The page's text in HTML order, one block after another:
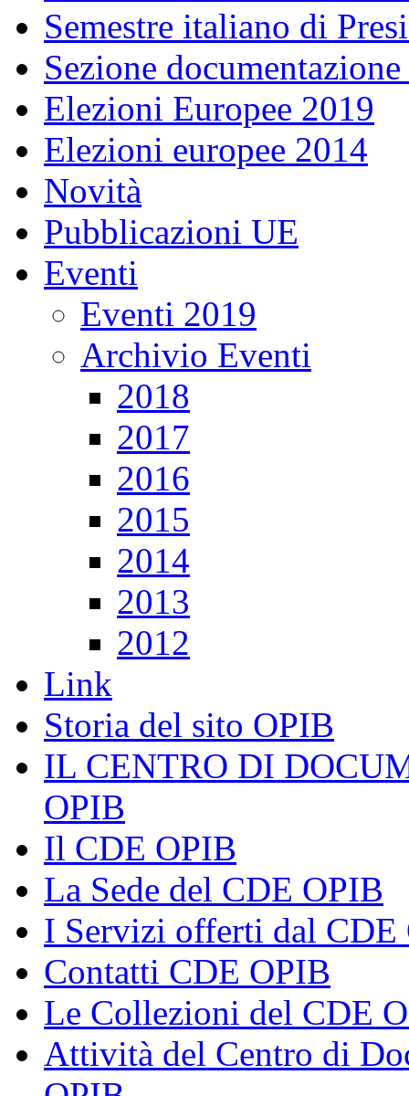
Semestre italiano di
Sezione
Elezioni Europee 2019
Elezioni europee 2014
Novità
Pubblicazioni UE
Eventi
Eventi 2019
Archivio Eventi
2018
2017
2016
2015
2014
2013
2012
Link
Storia del sito OPIB
IL CENTRO DI
OPIB
Il CDE OPIB
La Sede del CDE OPIB
I Servizi offerti dal CDE
Contatti CDE OPIB
Le Collezioni del CDE
Attività del Centro di